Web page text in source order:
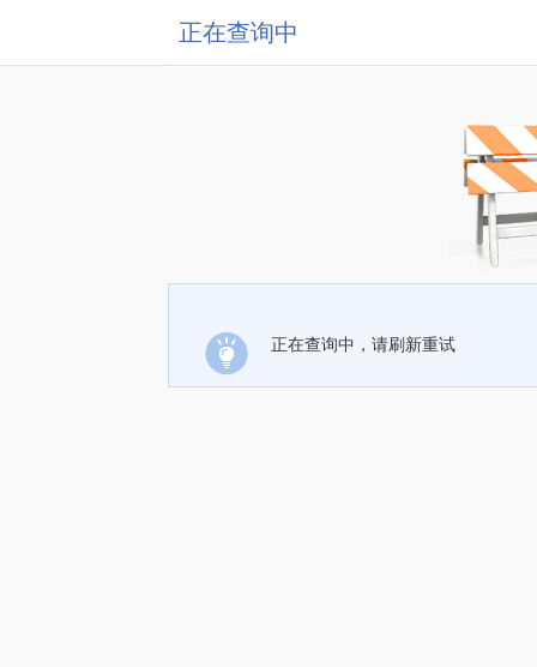
正在查询中
正在查询中，请刷新重试